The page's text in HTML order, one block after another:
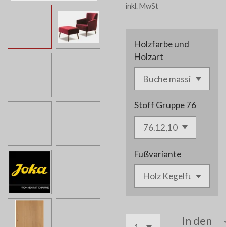
inkl. MwSt
Holzfarbe und
Holzart
Stoff Gruppe 76
Fußvariante
In den